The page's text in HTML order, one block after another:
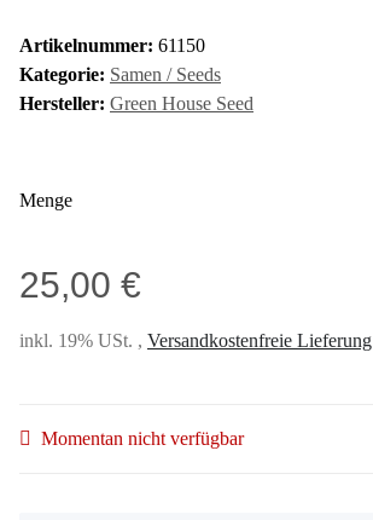
Artikelnummer: 61150
Kategorie: Samen / Seeds
Hersteller: Green House Seed
Menge
25,00 €
inkl. 19% USt. , Versandkostenfreie Lieferung
Momentan nicht verfügbar